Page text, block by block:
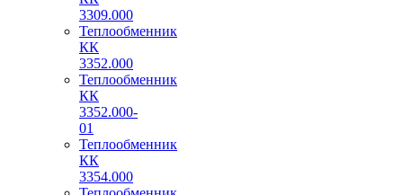
3309.000
Теплообменник
КК
3352.000
Теплообменник
КК
3352.000-
01
Теплообменник
КК
3354.000